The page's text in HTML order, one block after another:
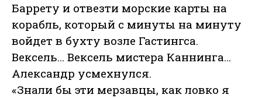
Баррету и отвезти морские карты на
корабль, который с минуты на минуту
войдет в бухту возле Гастингса.
Вексель… Вексель мистера Каннинга…
Александр усмехнулся.
«Знали бы эти мерзавцы, как ловко я